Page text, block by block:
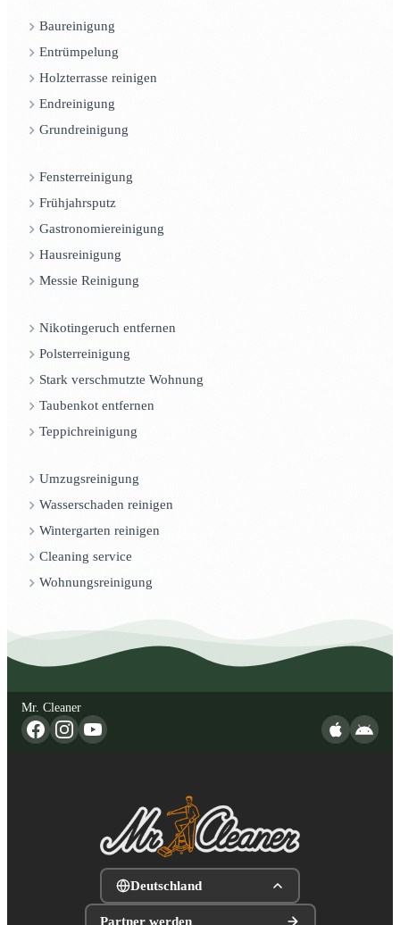
Baureinigung
Entrümpelung
Holzterrasse reinigen
Endreinigung
Grundreinigung
Fensterreinigung
Frühjahrsputz
Gastronomiereinigung
Hausreinigung
Messie Reinigung
Nikotingeruch entfernen
Polsterreinigung
Stark verschmutzte Wohnung
Taubenkot entfernen
Teppichreinigung
Umzugsreinigung
Wasserschaden reinigen
Wintergarten reinigen
Cleaning service
Wohnungsreinigung
Mr. Cleaner
Deutschland
Partner werden